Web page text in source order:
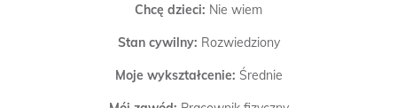
Chcę dzieci: Nie wiem
Stan cywilny: Rozwiedziony
Moje wykształcenie: Średnie